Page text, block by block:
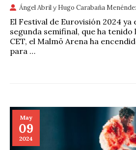
Ángel Abrily Hugo Carabaña
El Festival de Eurovisión 2024 ya
segunda semifinal, que ha tenido
CET, el Malmö Arena ha
para …
May
09
2024